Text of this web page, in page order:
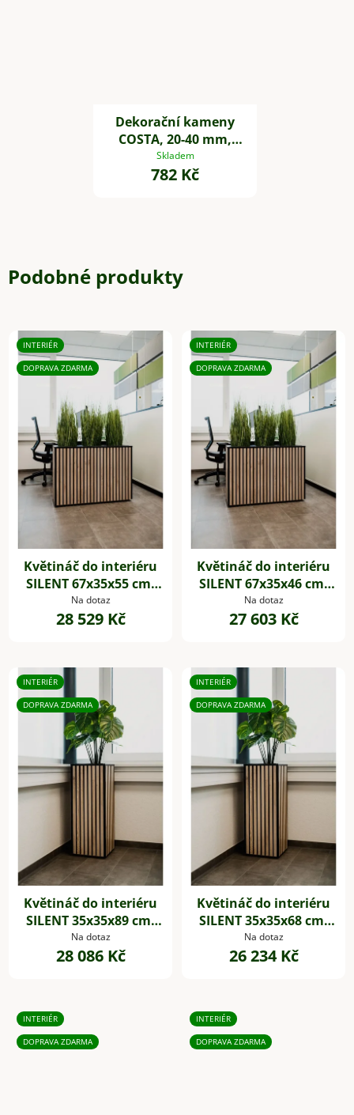
Dekorační kameny
COSTA, 20-40 mm,
plast, černá
Skladem
782 Kč
Podobné produkty
INTERIÉR
DOPRAVA ZDARMA
Květináč do interiéru
SILENT 67x35x55 cm,
dřevěné akustické
desky,hnědá
Na dotaz
28 529 Kč
INTERIÉR
DOPRAVA ZDARMA
Květináč do interiéru
SILENT 67x35x46 cm,
dřevěné akustické
desky,hnědá
Na dotaz
27 603 Kč
INTERIÉR
DOPRAVA ZDARMA
Květináč do interiéru
SILENT 35x35x89 cm,
dřevěné akustické
desky,hnědá
Na dotaz
28 086 Kč
INTERIÉR
DOPRAVA ZDARMA
Květináč do interiéru
SILENT 35x35x68 cm,
dřevěné akustické
desky,hnědá
Na dotaz
26 234 Kč
INTERIÉR
DOPRAVA ZDARMA
INTERIÉR
DOPRAVA ZDARMA